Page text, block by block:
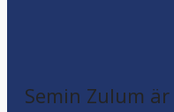
Semin Zulum